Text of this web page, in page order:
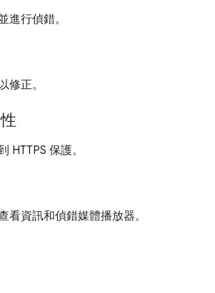
進行偵錯。
修正。
HTTPS 保護。
看資訊和偵錯媒體播放器。